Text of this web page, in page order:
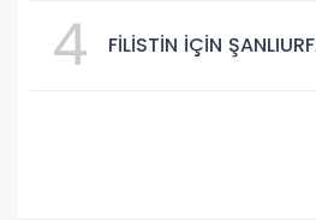
4 FİLİSTİN İÇİN